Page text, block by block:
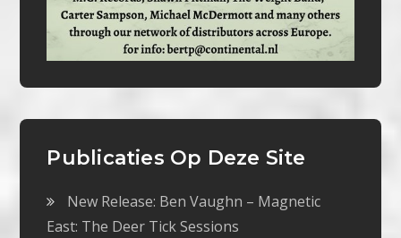
Publicaties Op Deze Site
New Release: Ben Vaughn – Magnetic
East: The Deer Tick Sessions